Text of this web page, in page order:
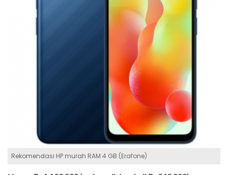
Rekomendasi HP murah RAM 4 GB (Erafone)